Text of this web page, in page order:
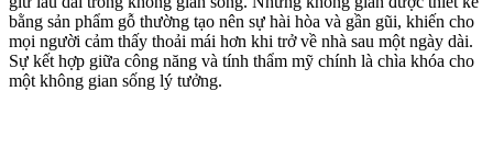
bằng sản phẩm gỗ thường tạo nên sự hài hòa và gần gũi, khiến cho
mọi người cảm thấy thoải mái hơn khi trở về nhà sau một ngày dài.
Sự kết hợp giữa công năng và tính thẩm mỹ chính là chìa khóa cho
một không gian sống lý tưởng.